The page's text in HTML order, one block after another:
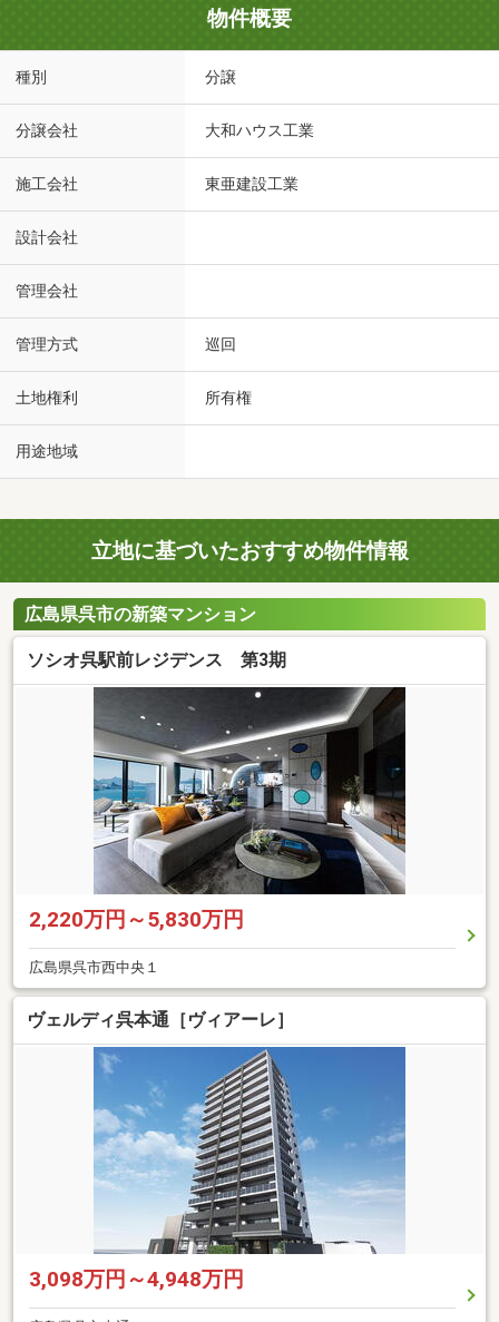
物件概要
種別 分譲
分譲会社 大和ハウス工業
施工会社 東亜建設工業
設計会社
管理会社
管理方式 巡回
土地権利 所有権
用途地域
立地に基づいたおすすめ物件情報
広島県呉市の新築マンション
ソシオ呉駅前レジデンス 第3期
2,220万円～5,830万円
広島県呉市西中央１
ヴェルディ呉本通［ヴィアーレ］
3,098万円～4,948万円